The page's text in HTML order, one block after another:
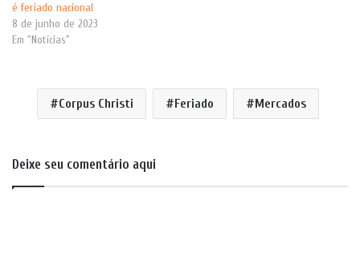
é feriado nacional
8 de junho de 2023
Em "Notícias"
Corpus Christi Feriado Mercados
Deixe seu comentário aqui